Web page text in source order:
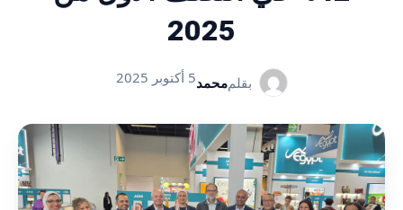
2025
بقلممحمد5 أكتوبر 2025